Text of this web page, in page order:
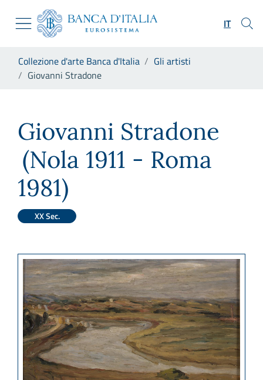
Skip to Main Content
Vai al sito istituzionale
Vai al menu di navigazione
Vai alla ricerca
Vai al footer
IT
Collezione d'arte Banca d'Italia
Gli artisti
Giovanni Stradone
Giovanni Stradone
(Nola 1911 - Roma
1981)
XX Sec.